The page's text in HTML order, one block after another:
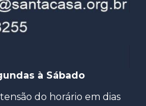
à Sábado
do horário em dias